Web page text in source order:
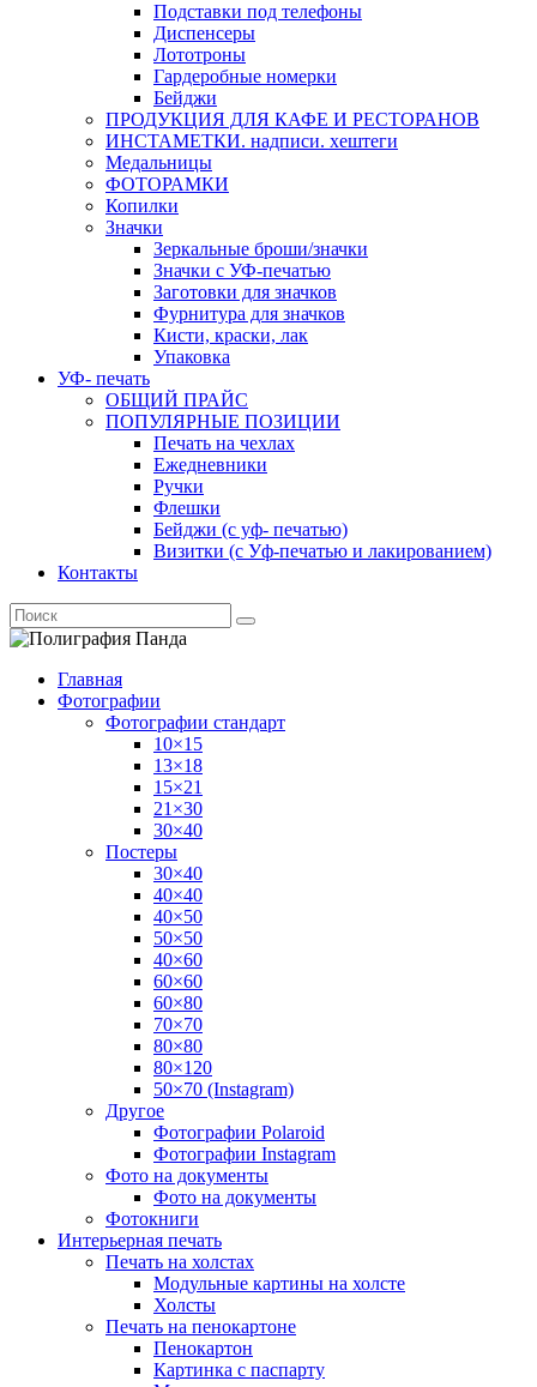
Подставки под телефоны
Диспенсеры
Лототроны
Гардеробные номерки
Бейджи
ПРОДУКЦИЯ ДЛЯ КАФЕ И РЕСТОРАНОВ
ИНСТАМЕТКИ. надписи. хештеги
Медальницы
ФОТОРАМКИ
Копилки
Значки
Зеркальные броши/значки
Значки с УФ-печатью
Заготовки для значков
Фурнитура для значков
Кисти, краски, лак
Упаковка
УФ- печать
ОБЩИЙ ПРАЙС
ПОПУЛЯРНЫЕ ПОЗИЦИИ
Печать на чехлах
Ежедневники
Ручки
Флешки
Бейджи (с уф- печатью)
Визитки (с Уф-печатью и лакированием)
Контакты
Главная
Фотографии
Фотографии стандарт
10×15
13×18
15×21
21×30
30×40
Постеры
30×40
40×40
40×50
50×50
40×60
60×60
60×80
70×70
80×80
80×120
50×70 (Instagram)
Другое
Фотографии Polaroid
Фотографии Instagram
Фото на документы
Фото на документы
Фотокниги
Интерьерная печать
Печать на холстах
Модульные картины на холсте
Холсты
Печать на пенокартоне
Пенокартон
Картинка с паспарту